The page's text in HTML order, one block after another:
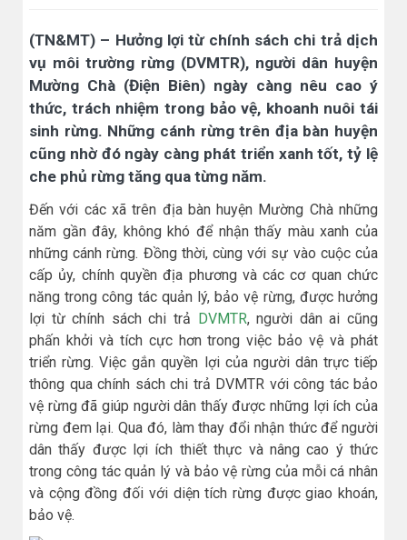
(TN&MT) – Hưởng lợi từ chính sách chi trả dịch
vụ môi trường rừng (DVMTR), người dân huyện
Mường Chà (Điện Biên) ngày càng nêu cao ý
thức, trách nhiệm trong bảo vệ, khoanh nuôi tái
sinh rừng. Những cánh rừng trên địa bàn huyện
cũng nhờ đó ngày càng phát triển xanh tốt, tỷ lệ
che phủ rừng tăng qua từng năm.
Đến với các xã trên địa bàn huyện Mường Chà những
năm gần đây, không khó để nhận thấy màu xanh của
những cánh rừng. Đồng thời, cùng với sự vào cuộc của
cấp ủy, chính quyền địa phương và các cơ quan chức
năng trong công tác quản lý, bảo vệ rừng, được hưởng
lợi từ chính sách chi trả DVMTR, người dân ai cũng
phấn khởi và tích cực hơn trong việc bảo vệ và phát
triển rừng. Việc gắn quyền lợi của người dân trực tiếp
thông qua chính sách chi trả DVMTR với công tác bảo
vệ rừng đã giúp người dân thấy được những lợi ích của
rừng đem lại. Qua đó, làm thay đổi nhận thức để người
dân thấy được lợi ích thiết thực và nâng cao ý thức
trong công tác quản lý và bảo vệ rừng của mỗi cá nhân
và cộng đồng đối với diện tích rừng được giao khoán,
bảo vệ.